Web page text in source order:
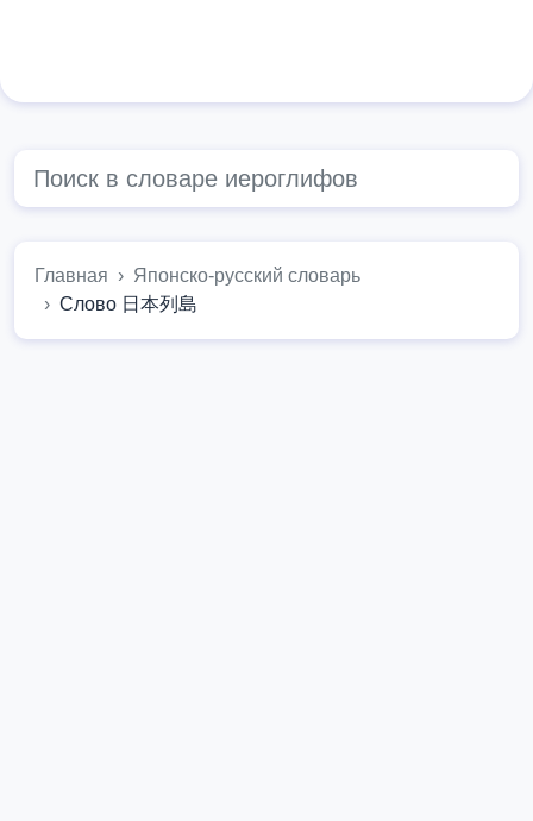
Главная
Японско-русский словарь
Слово 日本列島